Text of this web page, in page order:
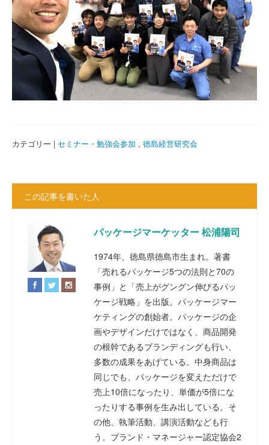
カテゴリー | セミナー・勉強会参加 , 徳島経営研究会
この記事を書いた人
パッケージマーケッター 松浦陽司
1974年、徳島県徳島市生まれ。著書
「売れるパッケージ5つの法則と70の
事例」と「売上がグングン伸びるパッ
ケージ戦略」を出版。パッケージマー
ケティングの創始者。パッケージの企
画やデザインだけではなく、商品開発
の根幹であるブランディングも行い、
多数の成果をあげている。中身商品は
同じでも、パッケージを変えただけで
売上10倍になったり、単価が5倍にな
ったりする事例を生み出している。そ
の他、執筆活動、講演活動なども行
う。ブランド・マネージャー認定協会2